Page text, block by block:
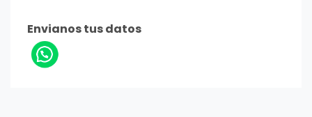
Envianos tus datos